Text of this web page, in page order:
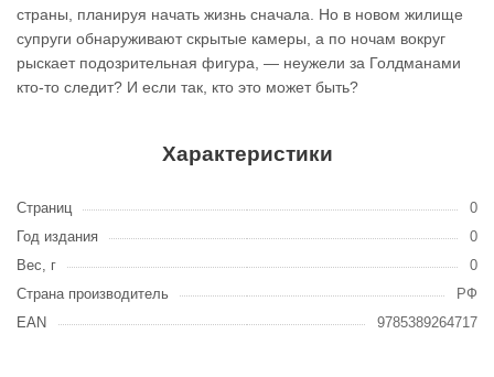
страны, планируя начать жизнь сначала. Но в новом жилище
супруги обнаруживают скрытые камеры, а по ночам вокруг
рыскает подозрительная фигура, — неужели за Голдманами
кто‑то следит? И если так, кто это может быть?
Характеристики
Страниц
0
Год издания
0
Вес, г
0
Страна производитель
РФ
EAN
9785389264717